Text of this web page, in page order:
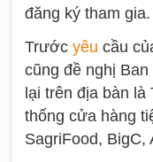
đăng ký tham gia.
Trước yêu cầu
cũng đề nghị
lại trên địa bàn
thống cửa hàng
SagriFood, BigC,